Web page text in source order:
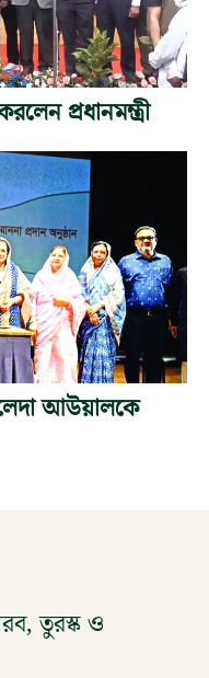
প্রধানমন্ত্রী
আউয়ালকে
তুরস্ক ও